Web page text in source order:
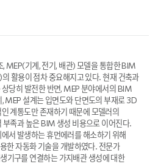
, MEP(기계, 전기, 배관) 모델을 통합한 BIM
활용이 점차 중요해지고 있다. 현재 건축과
당히 발전한 반면, MEP 분야에서의 BIM
MEP 설계는 입면도와 단면도의 부재로 3D
계통도만 존재하기 때문에 모델러의
부족과 높은 BIM 생성 비용으로 이어진다.
서 발생하는 휴먼에러를 해소하기 위해
자동화 기술을 개발하였다. 전문가
기구를 연결하는 가지배관 생성에 대한